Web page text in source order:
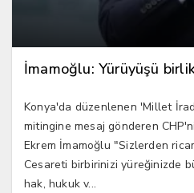
İmamoğlu: Yürüyüşü
Konya'da düzenlenen 'Millet
mitingine mesaj gönderen
Ekrem İmamoğlu "Sizlerden
Cesareti birbirinizi yüreğinizde
hak, hukuk v...